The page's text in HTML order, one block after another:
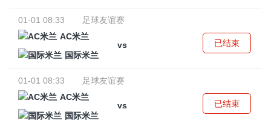
01-01 08:33
足球友谊赛
AC米兰
vs
国际米兰
已结束
01-01 08:33
足球友谊赛
AC米兰
vs
国际米兰
已结束